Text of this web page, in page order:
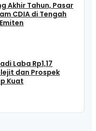
Akhir Tahun, Pasar
CDIA di Tengah
Laba Rp1,17
dan Prospek
Kuat